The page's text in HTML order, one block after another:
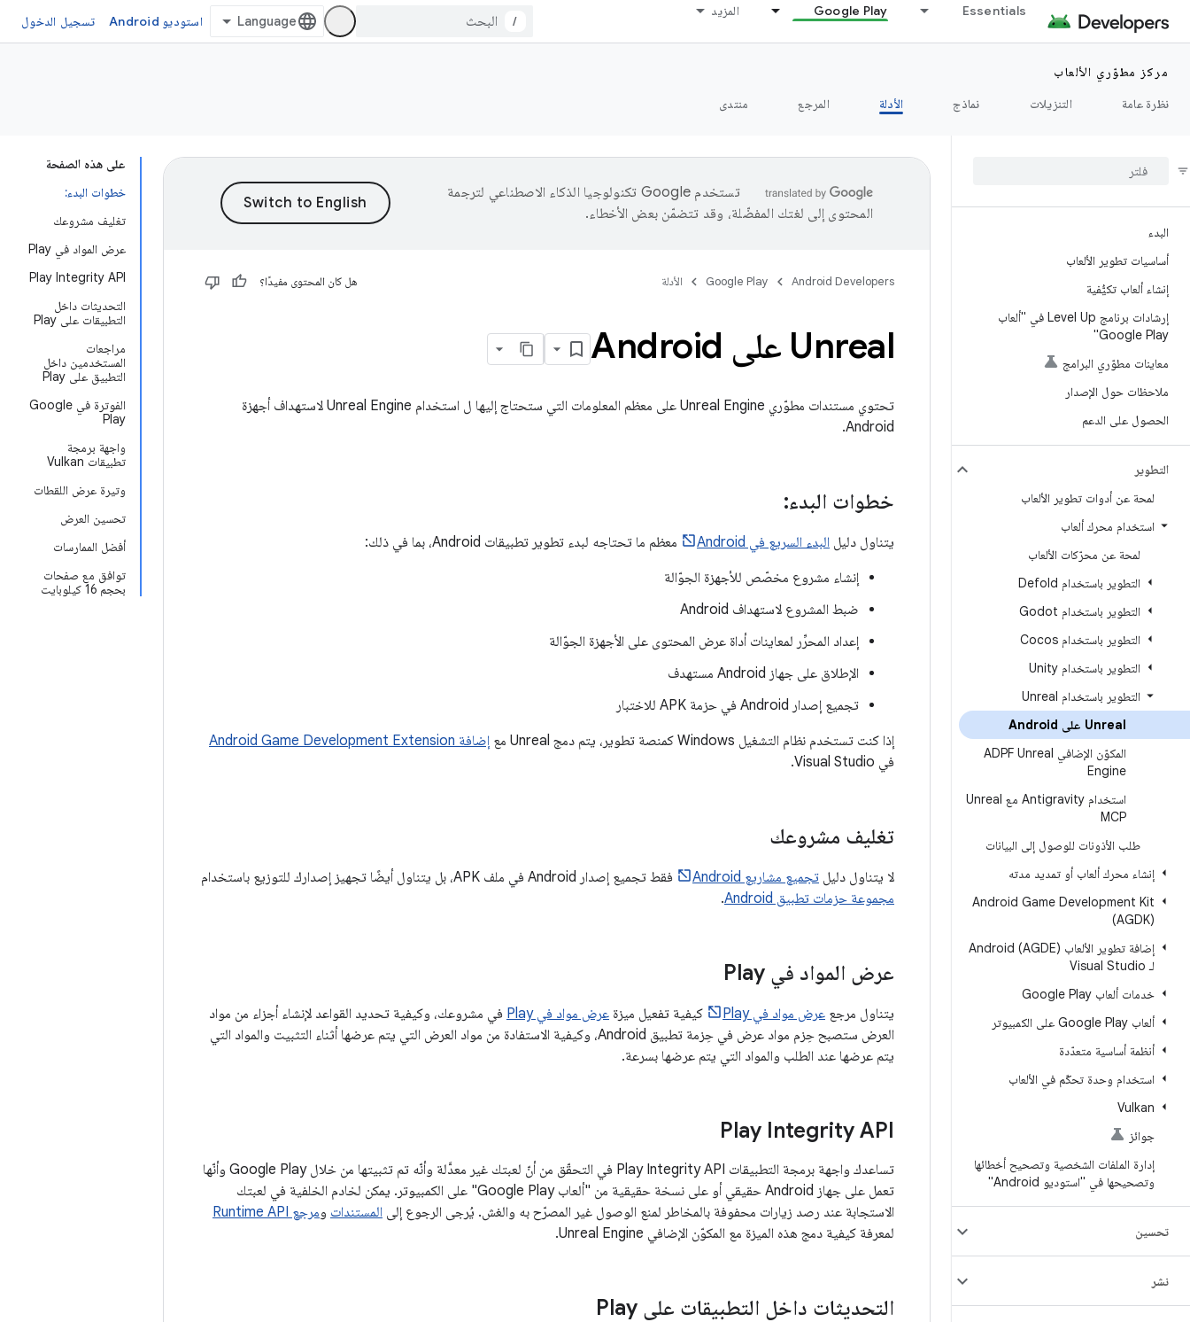
Essentials
Google Play المزيد
/ استوديو Android تسجيل الدخول
مركز مطوّري الألعاب
نظرة عامة
التنزيلات نماذج الأدلة المرجع منتدى
البدء
أساسيات تطوير الألعاب
إنشاء ألعاب تكيُّفية
إرشادات برنامج Level Up في "ألعاب
Google Play"
معاينات مطوّري البرامج
ملاحظات حول الإصدار
الحصول على الدعم
التطوير
لمحة عن أدوات تطوير الألعاب
استخدام محرك ألعاب
لمحة عن محرّكات الألعاب
التطوير باستخدام Defold
التطوير باستخدام Godot
التطوير باستخدام Cocos
التطوير باستخدام Unity
التطوير باستخدام Unreal
Unreal على Android
المكوّن الإضافي ADPF Unreal
Engine
استخدام Antigravity مع Unreal
MCP
طلب الأذونات للوصول إلى البيانات
إنشاء محرك ألعاب أو تمديد مدته
Android Game Development Kit
(AGDK)
إضافة تطوير الألعاب Android (AGDE)
لـ Visual Studio
خدمات ألعاب Google Play
ألعاب Google Play على الكمبيوتر
أنظمة أساسية متعدّدة
استخدام وحدة تحكّم في الألعاب
Vulkan
جوائز
إدارة الملفات الشخصية وتصحيح أخطائها
وتصحيحها في "استوديو Android"
تحسين
نشر
على هذه الصفحة
خطوات البدء:
تغليف مشروعك
عرض المواد في Play
Play Integrity API
التحديثات داخل
التطبيقات على Play
مراجعات
المستخدمين داخل
التطبيق على Play
الفوترة في Google
Play
واجهة برمجة
تطبيقات Vulkan
وتيرة عرض اللقطات
تحسين العرض
أفضل الممارسات
توافق مع صفحات
بحجم 16 كيلوبايت
تستخدم Google تكنولوجيا الذكاء الاصطناعي لترجمة
المحتوى إلى لغتك المفضّلة، وقد تتضمّن بعض الأخطاء.
Android Developers
Google Play الأدلة هل كان المحتوى مفيدًا؟
Unreal على Android
تحتوي مستندات مطوّري Unreal Engine على معظم المعلومات التي ستحتاج إليها ل استخدام Unreal Engine لاستهداف أجهزة
Android.
خطوات البدء:
يتناول دليل البدء السريع في Android
معظم ما تحتاجه لبدء تطوير تطبيقات Android، بما في ذلك:
إنشاء مشروع مخصّص للأجهزة الجوّالة
ضبط المشروع لاستهداف Android
إعداد المحرِّر لمعاينات أداة عرض المحتوى على الأجهزة الجوّالة
الإطلاق على جهاز Android مستهدف
تجميع إصدار Android في حزمة APK للاختبار
إذا كنت تستخدم نظام التشغيل Windows كمنصة تطوير، يتم دمج Unreal مع
إضافة Android Game Development Extension
في Visual Studio.
تغليف مشروعك
لا يتناول دليل تجميع مشاريع Android
فقط تجميع إصدار Android في ملف APK، بل يتناول أيضًا تجهيز إصدارك للتوزيع باستخدام
مجموعة حزمات تطبيق Android
.
عرض المواد في Play
يتناول مرجع عرض مواد في Play كيفية تفعيل ميزة عرض مواد في Play
في مشروعك، وكيفية تحديد القواعد لإنشاء أجزاء من مواد
العرض ستصبح حِزم مواد عرض في حِزمة تطبيق Android، وكيفية الاستفادة من مواد العرض التي يتم عرضها أثناء التثبيت والمواد التي
يتم عرضها عند الطلب والمواد التي يتم عرضها بسرعة.
Play Integrity API
تساعدك واجهة برمجة التطبيقات Play Integrity API في التحقّق من أنّ لعبتك غير معدَّلة وأنّه تم تثبيتها من خلال Google Play وأنّها
تعمل على جهاز Android حقيقي أو على نسخة حقيقية من "ألعاب Google Play" على الكمبيوتر. يمكن لخادم الخلفية في لعبتك
الاستجابة عند رصد زيارات محفوفة بالمخاطر لمنع الوصول غير المصرّح به والغش. يُرجى الرجوع إلى المستندات ومرجع Runtime API
لمعرفة كيفية دمج هذه الميزة مع المكوّن الإضافي Unreal Engine.
التحديثات داخل التطبيقات على Play